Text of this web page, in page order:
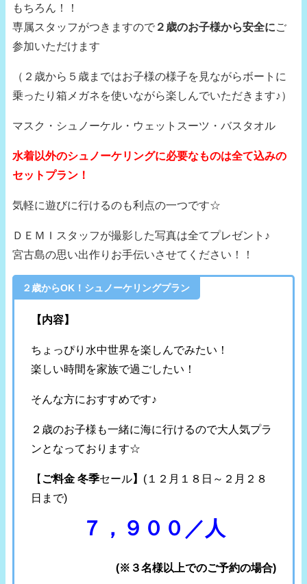
もちろん！！
専属スタッフがつきますので ２歳のお子様から安全にご
参加いただけます
（２歳から５歳まではお子様の様子を見ながらボートに
乗ったり箱メガネを使いながら楽しんでいただきます♪）
マスク・シュノーケル・ウェットスーツ・バスタオル
水着以外のシュノーケリングに必要なものは全て込みの
セットプラン！
気軽に遊びに行けるのも利点の一つです☆
ＤＥＭＩスタッフが撮影した写真は全てプレゼント♪
宮古島の思い出作りお手伝いさせてください！！
２歳からOK！シュノーケリングプラン
【内容】
ちょっぴり水中世界を楽しんでみたい！
楽しい時間を家族で過ごしたい！
そんな方におすすめです♪
２歳のお子様も一緒に海に行けるので大人気プラ
ンとなっております☆
【 ご料金 冬季セール】 (１２月１８日～２月２８
日まで)
７，９００／人
(※３名様以上でのご予約の場合)